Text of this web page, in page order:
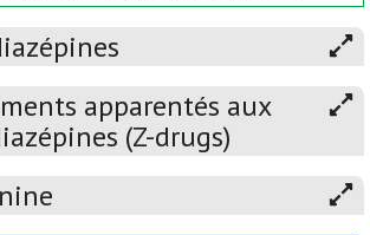
apparentés aux
(Z-drugs)